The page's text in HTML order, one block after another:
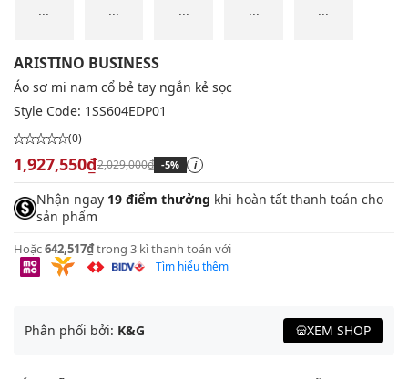
... ... ... ... ...
ARISTINO BUSINESS
Áo sơ mi nam cổ bẻ tay ngắn kẻ sọc
Style Code: 1SS604EDP01
(0)
1,927,550₫2,029,000₫ -5% i
Nhận ngay 19 điểm thưởng khi hoàn tất thanh toán cho
sản phẩm
Hoặc642,517₫trong 3 kì thanh toán với
Tìm hiểu thêm
Phân phối bởi: K&G XEM SHOP